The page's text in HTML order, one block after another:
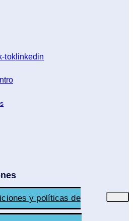
toklinkedin
y políticas de